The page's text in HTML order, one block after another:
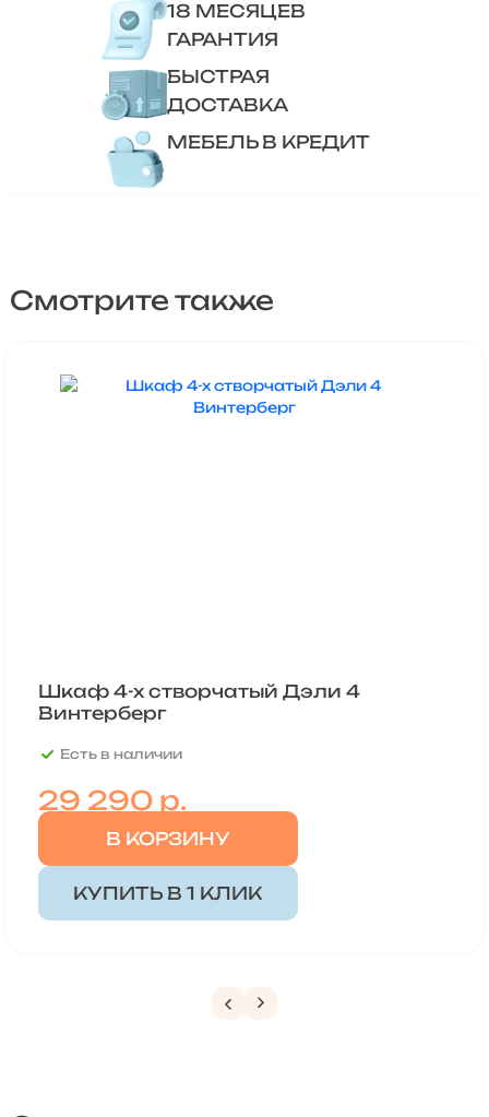
18 МЕСЯЦЕВ
ГАРАНТИЯ
БЫСТРАЯ
ДОСТАВКА
МЕБЕЛЬ В КРЕДИТ
Смотрите также
Шкаф 4-х створчатый Дэли 4
Винтерберг
Есть в наличии
29 290р.
В КОРЗИНУ
КУПИТЬ В 1 КЛИК